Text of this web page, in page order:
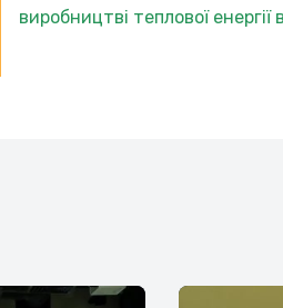
виробництві теплової енергії